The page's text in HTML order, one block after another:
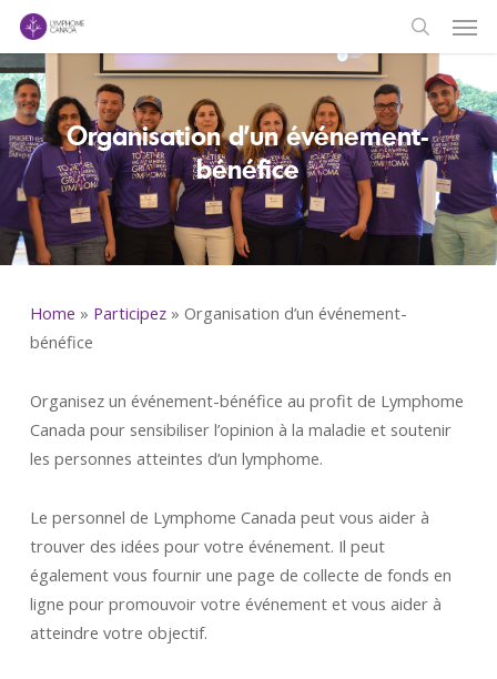
Skip
main
content
search
Organisation d’un événement-
bénéfice
Home » Participez» Organisation d’un événement-
bénéfice
Organisez un événement-bénéfice au profit de Lymphome
Canada pour sensibiliser l’opinion à la maladie et soutenir
les personnes atteintes d’un lymphome.
Le personnel de Lymphome Canada peut vous aider à
trouver des idées pour votre événement. Il peut
également vous fournir une page de collecte de fonds en
ligne pour promouvoir votre événement et vous aider à
atteindre votre objectif.